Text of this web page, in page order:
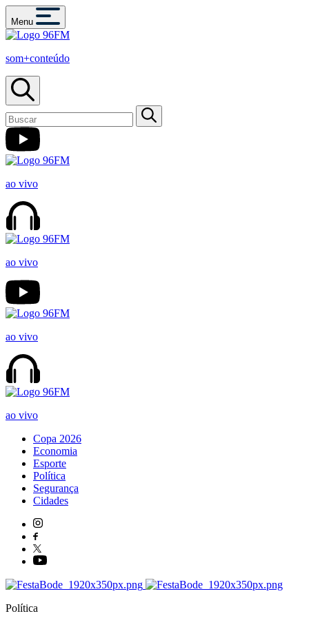
Menu
som+conteúdo
ao vivo
ao vivo
ao vivo
ao vivo
Copa 2026
Economia
Esporte
Política
Segurança
Cidades
Política